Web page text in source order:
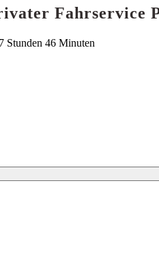
Fahrservice
Stunden 46 Minuten